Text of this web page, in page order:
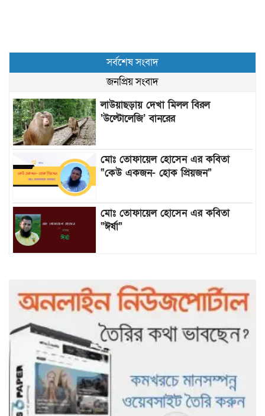
সর্বশেষ সংবাদ
জনপ্রিয় সংবাদ
লাউয়াছড়ায় দেখা মিলল বিরল
‘উল্টোলেজি’ বানরের
মোঃ তোফায়েল হোসেন এর কবিতা
“কেউ একজন- হোক প্রিয়জন”
মোঃ তোফায়েল হোসেন এর কবিতা
“ঈর্ষা”
আটকে পড়া ১০ পর্যটককে উদ্ধার করল
পুলিশ ও ফায়ার সার্ভিস
গাছ না কেটে আমাদের পুড়িয়ে মারলে
ভালো হতো’: বন বিভাগের নিষ্ঠুরতায়
নিঃস্ব কৃষক